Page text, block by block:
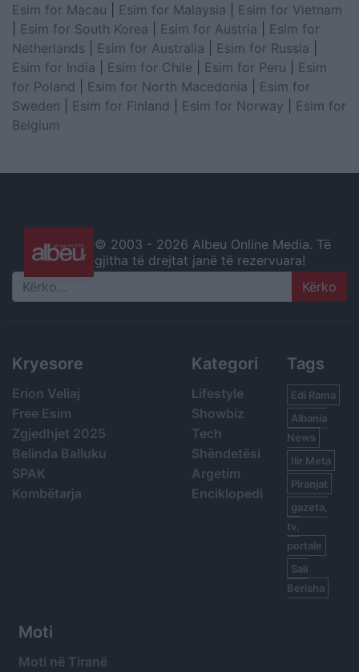
Esim for Macau
Esim for Malaysia
Esim for Vietnam
Esim for South Korea Esim for Austria
Esim for
Netherlands
Esim for Australia Esim for Russia
Esim for India
Esim for Chile Esim for Peru
Esim
for Poland
Esim for North Macedonia
Esim for
Sweden
Esim for Finland Esim for Norway
Esim for
Belgium
© 2003 - 2026 Albeu Online Media. Të
gjitha të drejtat janë të rezervuara!
Search
Kryesore
Erion Veliaj
Free Esim
Zgjedhjet 2025
Belinda Balluku
SPAK
Kombëtarja
Kategori
Lifestyle
Showbiz
Tech
Shëndetësi
Argetim
Enciklopedi
Tags
Edi Rama
Albania
News
Ilir Meta
Piranjat
gazeta,
tv,
portale
Sali
Berisha
Moti
Moti në Tiranë